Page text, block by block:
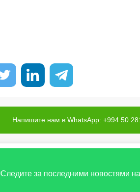
Напишите нам в WhatsApp: +994 50
Следите за последними новостями